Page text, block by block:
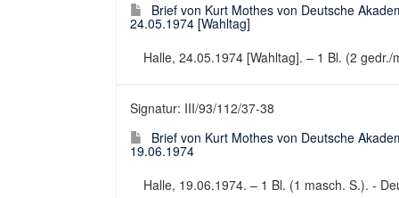
Brief von Kurt Mothes von Deutsche
24.05.1974 [Wahltag]
Halle, 24.05.1974 [Wahltag]. – 1 Bl. (2
Signatur: III/93/112/37-38
Brief von Kurt Mothes von Deutsche
19.06.1974
Halle, 19.06.1974. – 1 Bl. (1 masch. S.). -